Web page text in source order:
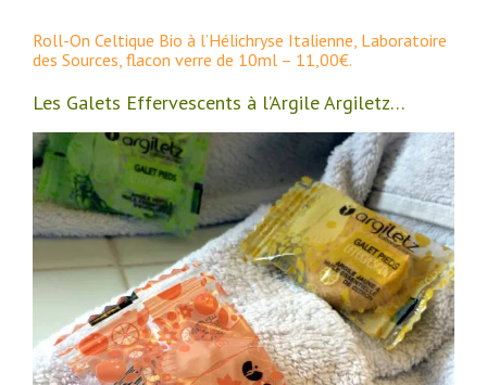
Roll-On Celtique Bio à l’Hélichryse Italienne, Laboratoire
des Sources, flacon verre de 10ml – 11,00€.
Les Galets Effervescents à l’Argile Argiletz…